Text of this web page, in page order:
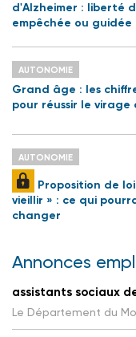
d'Alzheimer : liberté
empêchée ou guidée
AUTONOMIE
Grand âge : les
pour réussir le virage
AUTONOMIE
Proposition de
vieillir » : ce qui
changer
Annonces
assistants sociaux
Le Département du